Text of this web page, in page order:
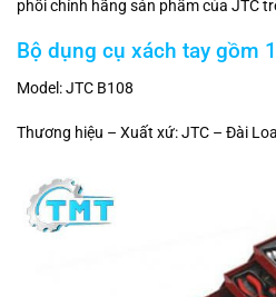
phối chính hãng sản phẩm của JTC
Bộ dụng cụ xách tay gồm
Model: JTC B108
Thương hiệu – Xuất xứ: JTC – Đài